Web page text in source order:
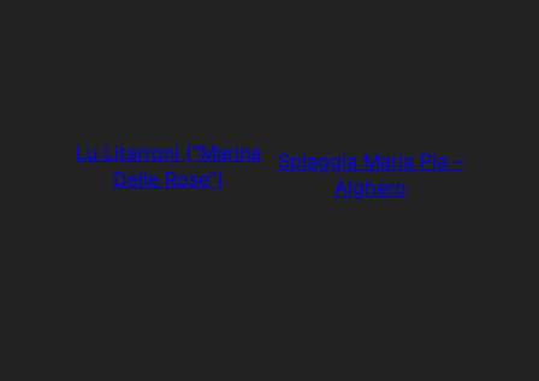
Lu Litarroni (“Marina
Delle Rose”)
Spiaggia Maria Pia –
Alghero